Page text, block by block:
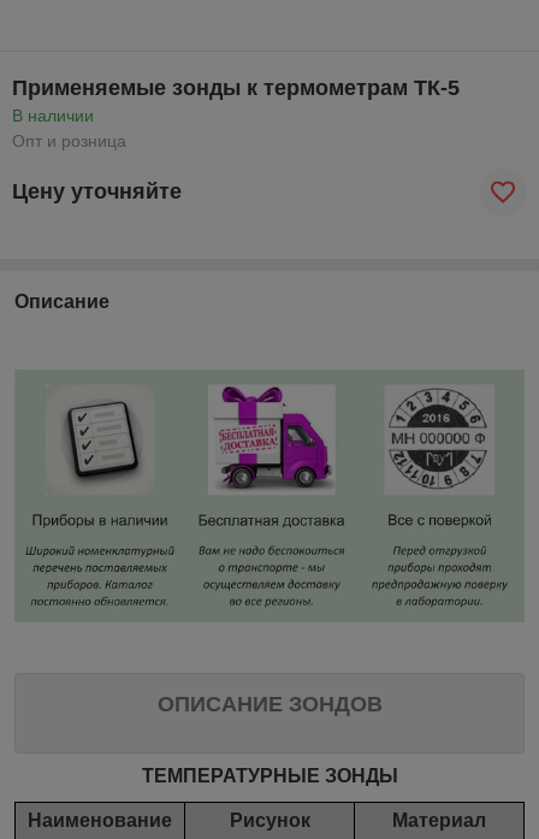
Применяемые зонды к термометрам ТК-5
В наличии
Опт и розница
Цену уточняйте
Описание
ОПИСАНИЕ ЗОНДОВ
ТЕМПЕРАТУРНЫЕ ЗОНДЫ
Наименование Рисунок
Материал